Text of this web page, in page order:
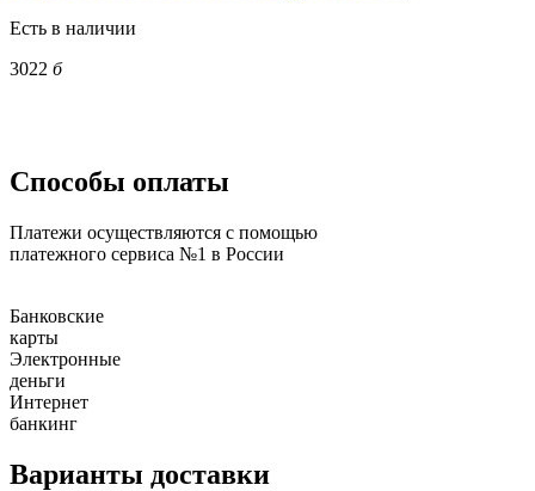
Есть в наличии
3022 б
Способы оплаты
Платежи осуществляются с помощью
платежного сервиса №1 в России
Банковские
карты
Электронные
деньги
Интернет
банкинг
Варианты доставки